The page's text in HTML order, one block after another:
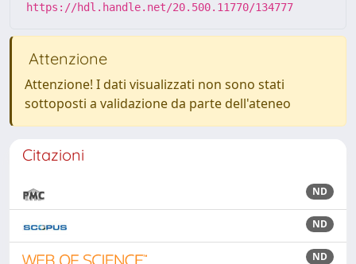
https://hdl.handle.net/20.500.11770/134777
Attenzione
Attenzione! I dati visualizzati non sono stati
sottoposti a validazione da parte dell'ateneo
Citazioni
ND
ND
ND